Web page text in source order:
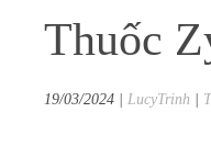
Thuốc
19/03/2024 LucyTrinh